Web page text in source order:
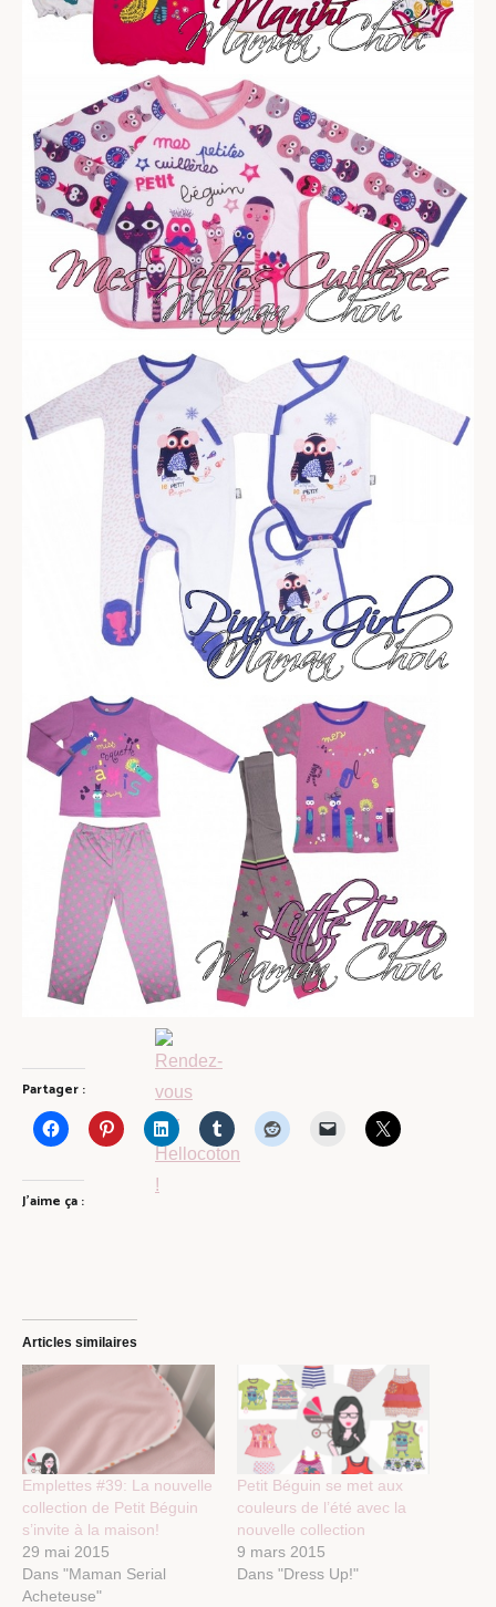
Partager :
J’aime ça :
Articles similaires
Emplettes #39: La nouvelle
collection de Petit Béguin
s’invite à la maison!
29 mai 2015
Dans "Maman Serial
Acheteuse"
Petit Béguin se met aux
couleurs de l’été avec la
nouvelle collection
9 mars 2015
Dans "Dress Up!"